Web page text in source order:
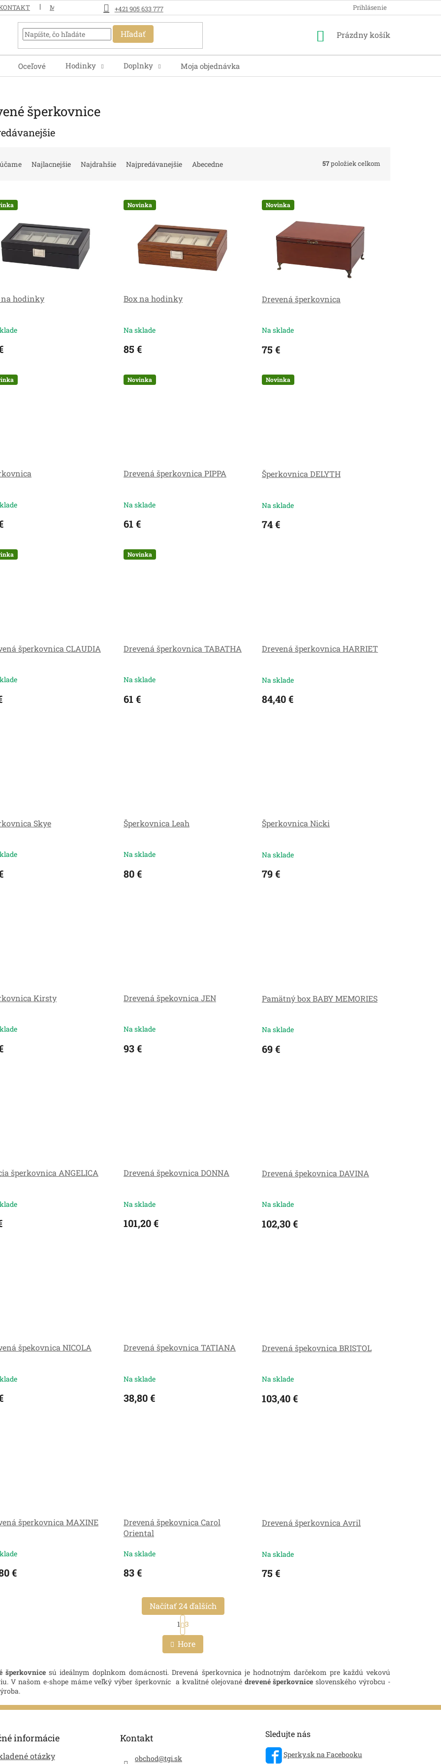
+421 905 633 777
MOJA OBJEDNÁVKA Prihlásenie
Hľadať
Nákupný
Prázdny košík
Oceľové Hodinky Doplnky Moja objednávka
šperkovnice
Najlacnejšie Najdrahšie Najpredávanejšie Abecedne 57položiek celkom
na hodinky
Novinka
Box na hodinky
Na sklade
85 €
Novinka
Drevená šperkovnica
Na sklade
75 €
Novinka
Drevená šperkovnica PIPPA
Na sklade
61 €
Novinka
Šperkovnica DELYTH
Na sklade
74 €
šperkovnica CLAUDIA
Novinka
Drevená šperkovnica TABATHA
Na sklade
61 €
Drevená šperkovnica HARRIET
Na sklade
84,40 €
Skye Šperkovnica Leah
Na sklade
80 €
Šperkovnica Nicki
Na sklade
79 €
Kirsty Drevená špekovnica JEN
Na sklade
93 €
Pamätný box BABY MEMORIES
Na sklade
69 €
šperkovnica ANGELICA Drevená špekovnica DONNA
Na sklade
101,20 €
Drevená špekovnica DAVINA
Na sklade
102,30 €
špekovnica NICOLA Drevená špekovnica TATIANA
Na sklade
38,80 €
Drevená špekovnica BRISTOL
Na sklade
103,40 €
šperkovnica MAXINE
€
Drevená špekovnica Carol
Oriental
Na sklade
83 €
Drevená šperkovnica Avril
Na sklade
75 €
O
v
l
á
a
c
e
p
Načítať 24 ďalších
S
t
r
á
n
o
v
a
e
1 3
Hore
šperkovnice sú ideálnym doplnkom domácnosti. Drevená šperkovnica je hodnotným darčekom pre každú vekovú
V našom e-shope máme veľký výber šperkovníc a kvalitné olejované drevené šperkovnice slovenského výrobcu -
informácie
otázky
Kontakt
obchod@tgi.sk
Sledujte nás
Sperky.sk na Facebooku